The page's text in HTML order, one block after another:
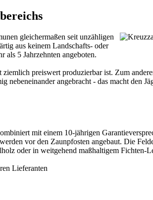
gleichermaßen seit unzähligen
aus keinem Landschafts- oder
als 5 Jahrzehnten angeboten.
preiswert produzierbar ist. Zum
angebracht - das macht den
mit einem 10-jährigen
vor den Zaunpfosten angebaut. Die
oder in weitgehend maßhaltigem Fichten-
Lieferanten